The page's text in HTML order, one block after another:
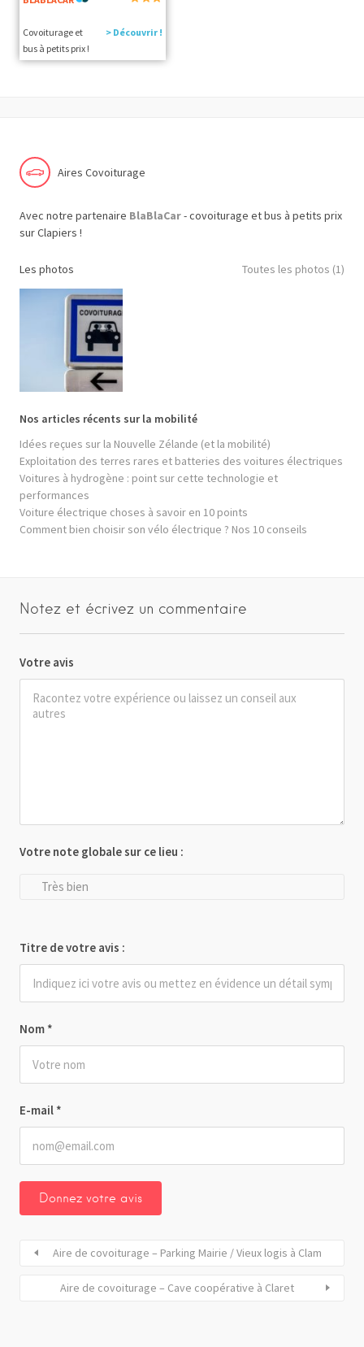
Covoiturage et
bus à petits prix !
> Découvrir !
Aires Covoiturage
Avec notre partenaire BlaBlaCar- covoiturage et bus à petits prix
sur Clapiers !
Les photos Toutes les photos (1)
Nos articles récents sur la mobilité
Idées reçues sur la Nouvelle Zélande (et la mobilité)
Exploitation des terres rares et batteries des voitures électriques
Voitures à hydrogène : point sur cette technologie et
performances
Voiture électrique choses à savoir en 10 points
Comment bien choisir son vélo électrique ? Nos 10 conseils
Notez et écrivez un commentaire
Votre avis
Nom *
E-mail *
Votre note globale sur ce lieu :
Très bien
Titre de votre avis :
Aire de covoiturage – Parking Mairie / Vieux logis à Clam
Aire de covoiturage – Cave coopérative à Claret